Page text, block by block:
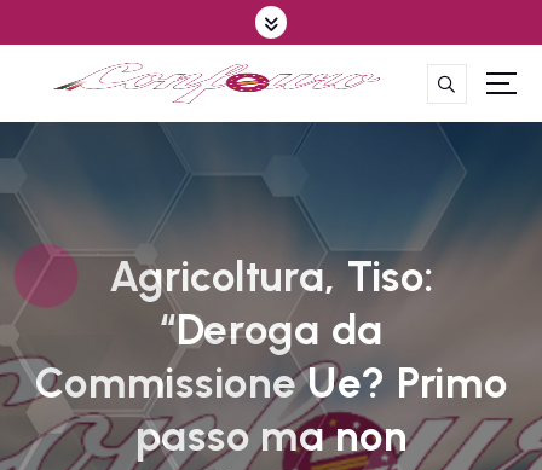
k
t
t
Agricoltura, Tiso:
“Deroga da
Commissione Ue? Primo
passo ma non